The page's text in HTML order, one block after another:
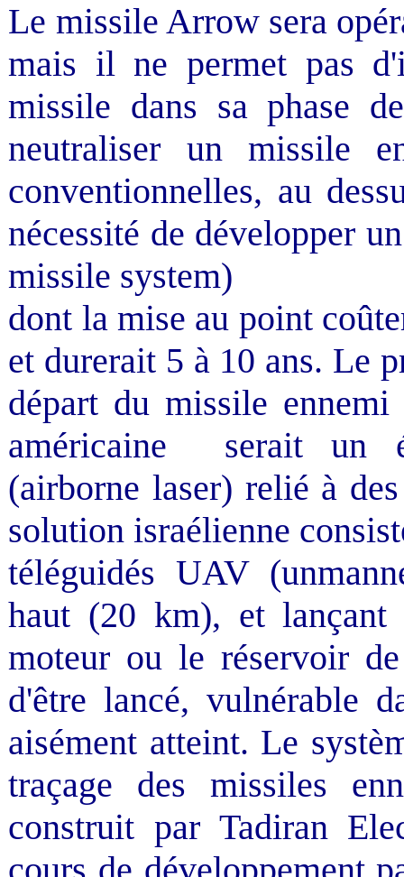
Le missile Arrow sera
mais il ne permet pas
missile dans sa phase
neutraliser un missile
conventionnelles, au
nécessité de développer
missile system)
dont la mise au point
et durerait 5 à 10 ans. Le
départ du missile
américaine
serait un
(airborne laser) relié à
solution israélienne
téléguidés UAV
haut (20 km), et lançant
moteur ou le réservoir
d'être lancé, vulnérable
aisément atteint. Le
traçage des missiles
construit par Tadiran